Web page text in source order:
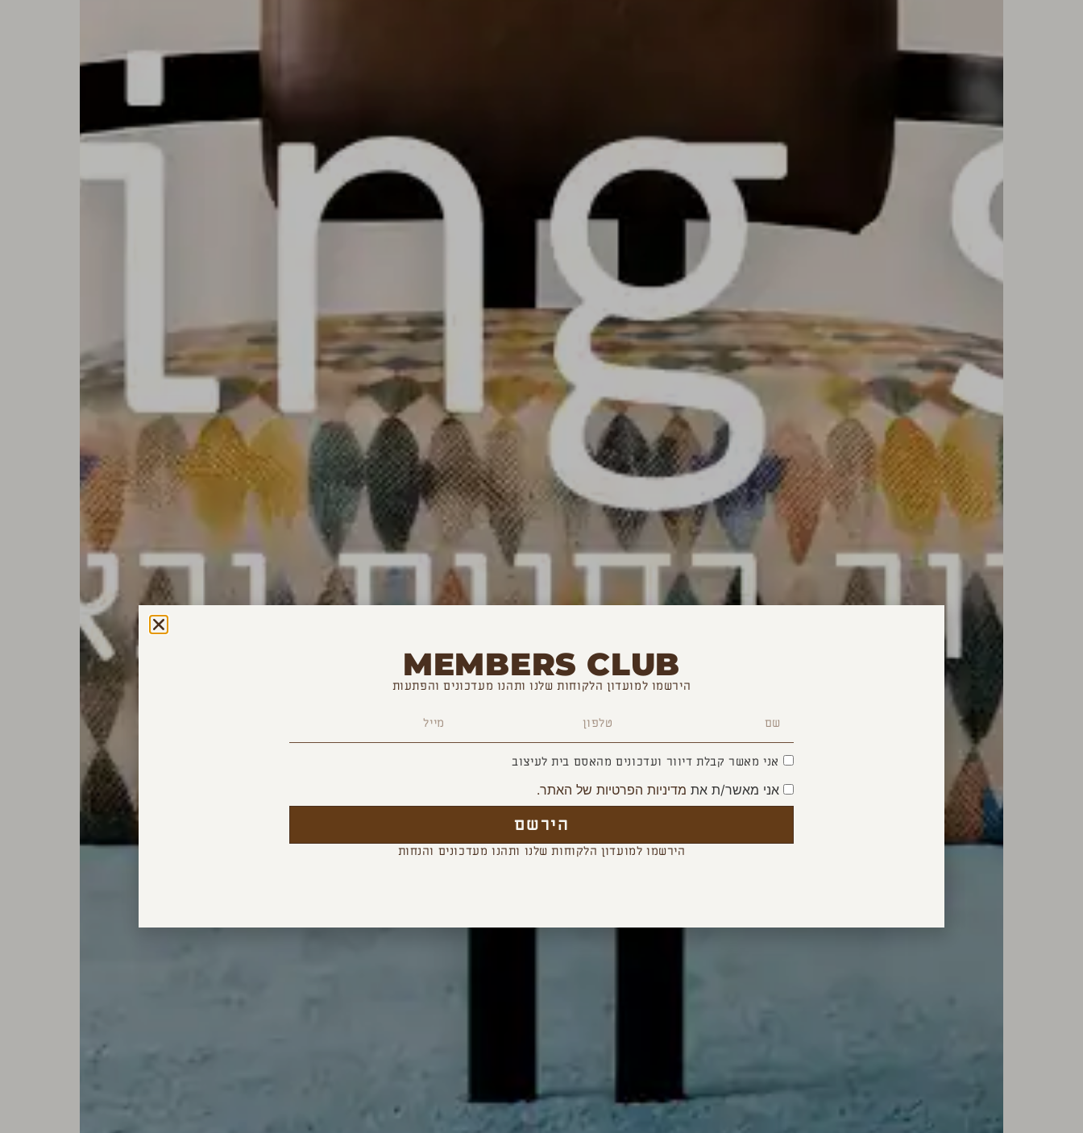
MEMBERS CLUB
הירשמו למועדון הלקוחות שלנו ותהנו מעדכונים והפתעות
אני מאשר קבלת דיוור ועדכונים מהאסם בית לעיצוב
אני מאשר/ת את מדיניות הפרטיות של האתר.
הירשם
הירשמו למועדון הלקוחות שלנו ותהנו מעדכונים והנחות